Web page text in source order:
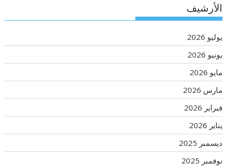
الأرشيف
يوليو 2026
يونيو 2026
مايو 2026
مارس 2026
فبراير 2026
يناير 2026
ديسمبر 2025
نوفمبر 2025